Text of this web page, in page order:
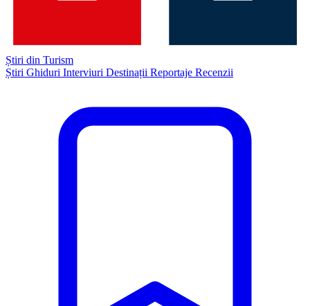
Știri din Turism
Știri Ghiduri Interviuri Destinații Reportaje Recenzii